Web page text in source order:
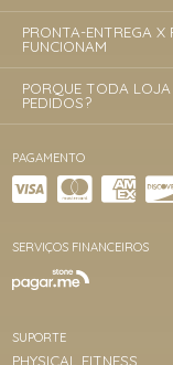
PAGAMENTO
SERVIÇOS FINANCEIROS
SUPORTE
PHYSICAL FITNESS
PRONTA-ENTREGA
FUNCIONAM
PORQUE TODA
PEDIDOS?